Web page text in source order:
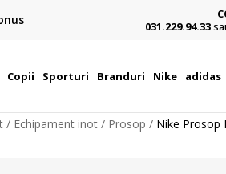
MasterCard,
031.229.94.33
Copii Sporturi Branduri Nike adidas
Echipament inot Prosop Nike Prosop